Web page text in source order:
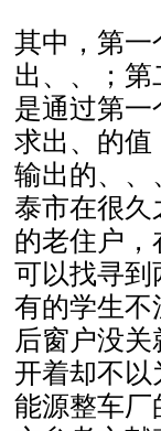
其中，第一
出、、
是通过第一
求出、的
输出的、
泰市在很久
的老住户
可以找寻到
有的学生不
后窗户没
开着却不以
能源整车厂